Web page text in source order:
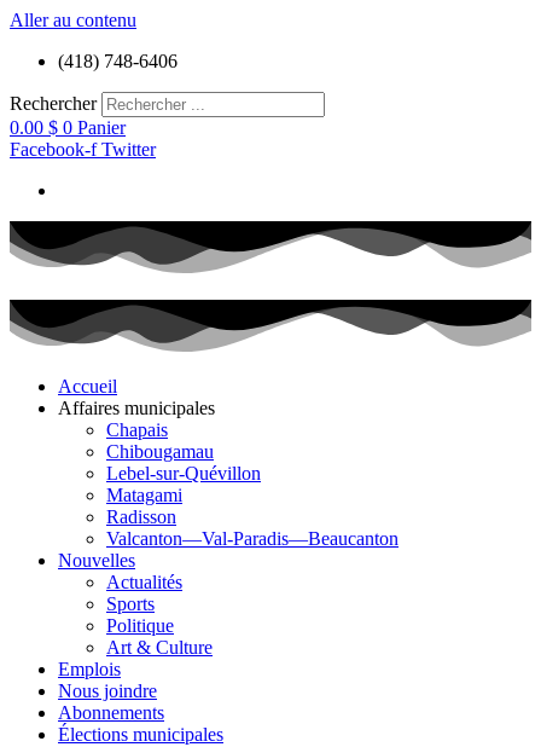
Aller au contenu
(418) 748-6406
Rechercher
0.00 $ 0 Panier
Facebook-f Twitter
Accueil
Affaires municipales
Chapais
Chibougamau
Lebel-sur-Quévillon
Matagami
Radisson
Valcanton—Val-Paradis—Beaucanton
Nouvelles
Actualités
Sports
Politique
Art & Culture
Emplois
Nous joindre
Abonnements
Élections municipales